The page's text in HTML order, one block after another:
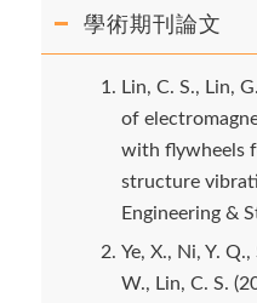
學術期刊論文
Lin, C. S., Lin,
of
with flywheels
structure
Engineering &
Ye, X., Ni, Y.
W., Lin, C. S.